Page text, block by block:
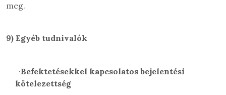
meg.
9) Egyéb tudnivalók
·Befektetésekkel kapcsolatos bejelentési
kötelezettség